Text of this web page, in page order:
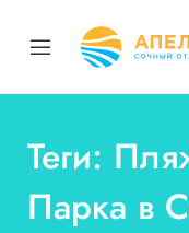
Теги:
Парка в